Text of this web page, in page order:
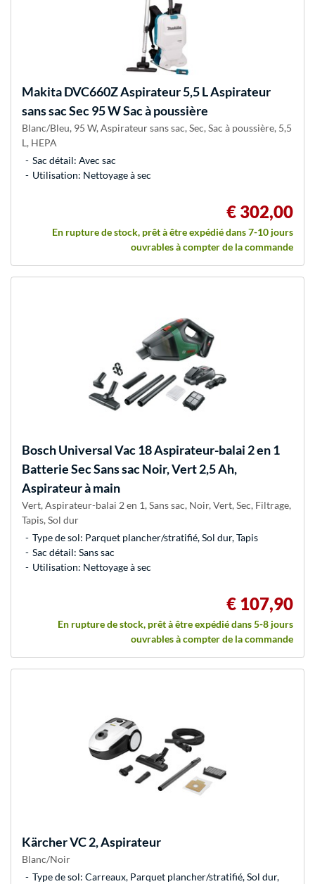
MakitaDVC660Z Aspirateur 5,5 L Aspirateur
sans sac Sec 95 W Sac à poussière
Blanc/Bleu, 95 W, Aspirateur sans sac, Sec, Sac à poussière, 5,5
L, HEPA
Sac détail: Avec sac
Utilisation: Nettoyage à sec
€ 302,00
En rupture de stock, prêt à être expédié dans 7-10 jours
ouvrables à compter de la commande
BoschUniversal Vac 18 Aspirateur-balai 2 en 1
Batterie Sec Sans sac Noir, Vert 2,5 Ah,
Aspirateur à main
Vert, Aspirateur-balai 2 en 1, Sans sac, Noir, Vert, Sec, Filtrage,
Tapis, Sol dur
Type de sol: Parquet plancher/stratifié, Sol dur, Tapis
Sac détail: Sans sac
Utilisation: Nettoyage à sec
€ 107,90
En rupture de stock, prêt à être expédié dans 5-8 jours
ouvrables à compter de la commande
KärcherVC 2, Aspirateur
Blanc/Noir
Type de sol: Carreaux, Parquet plancher/stratifié, Sol dur,